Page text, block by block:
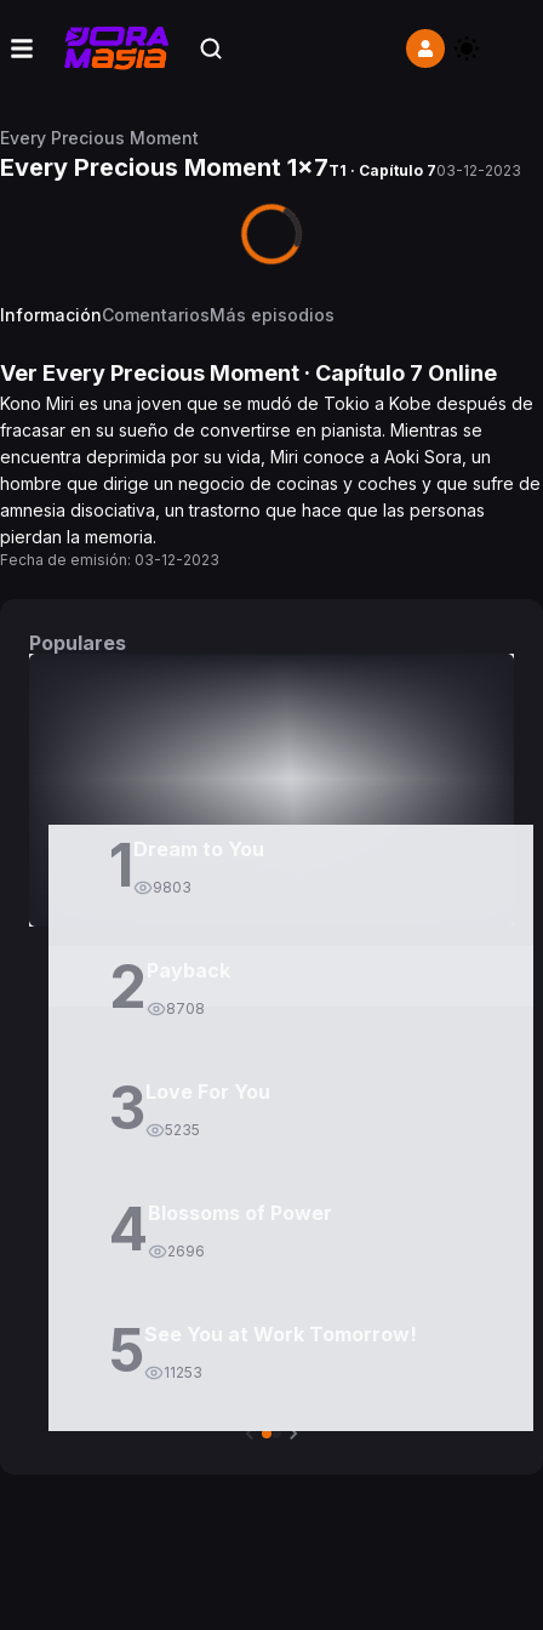
Every Precious Moment
Every Precious Moment 1x7T1 · Capítulo 703-12-2023
InformaciónComentariosMás episodios
Ver Every Precious Moment · Capítulo 7 Online
Kono Miri es una joven que se mudó de Tokio a Kobe después de
fracasar en su sueño de convertirse en pianista. Mientras se
encuentra deprimida por su vida, Miri conoce a Aoki Sora, un
hombre que dirige un negocio de cocinas y coches y que sufre de
amnesia disociativa, un trastorno que hace que las personas
pierdan la memoria.
Fecha de emisión: 03-12-2023
Populares
1 Dream to You
9803
2 8708
3Love For You
5235
4Blossoms of Power
2696
5See You at Work Tomorrow!
11253